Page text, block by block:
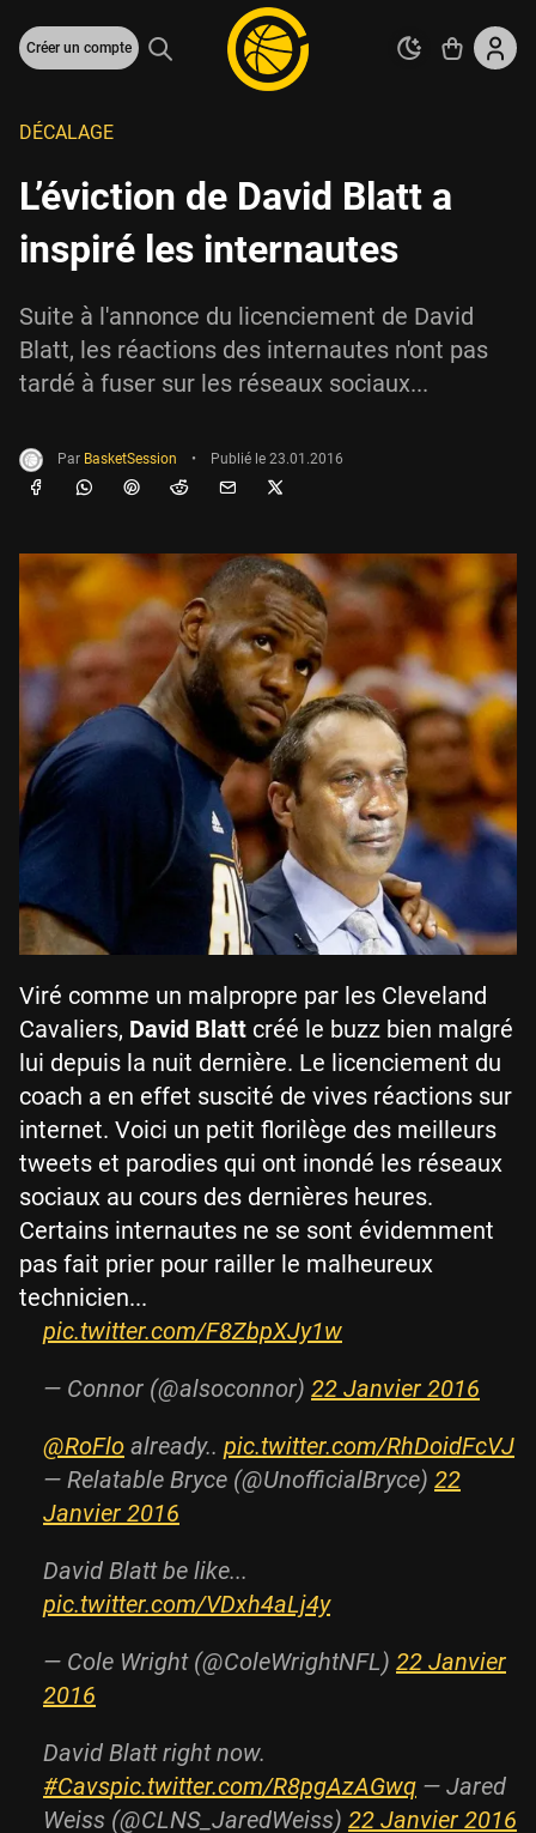
Créer un compte
DÉCALAGE
L’éviction de David Blatt a
inspiré les internautes
Suite à l'annonce du licenciement de David
Blatt, les réactions des internautes n'ont pas
tardé à fuser sur les réseaux sociaux...
Par BasketSession • Publié le 23.01.2016
Viré comme un malpropre par les Cleveland
Cavaliers, David Blatt créé le buzz bien malgré
lui depuis la nuit dernière. Le licenciement du
coach a en effet suscité de vives réactions sur
internet. Voici un petit florilège des meilleurs
tweets et parodies qui ont inondé les réseaux
sociaux au cours des dernières heures.
Certains internautes ne se sont évidemment
pas fait prier pour railler le malheureux
technicien...
pic.twitter.com/F8ZbpXJy1w
— Connor (@alsoconnor) 22 Janvier 2016
@RoFlo already.. pic.twitter.com/RhDoidFcVJ
— Relatable Bryce (@UnofficialBryce) 22
Janvier 2016
David Blatt be like...
pic.twitter.com/VDxh4aLj4y
— Cole Wright (@ColeWrightNFL) 22 Janvier
2016
David Blatt right now.
#Cavspic.twitter.com/R8pgAzAGwq — Jared
Weiss (@CLNS_JaredWeiss) 22 Janvier 2016